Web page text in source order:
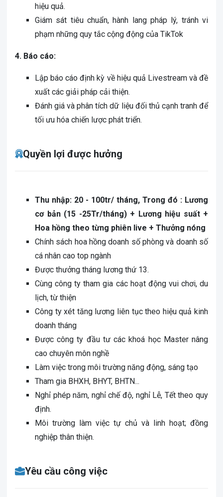
hiệu quả.
Giám sát tiêu chuẩn, hành lang pháp lý, tránh vi
phạm những quy tắc cộng động của TikTok
4. Báo cáo:
Lập báo cáo định kỳ về hiệu quả Livestream và đề
xuất các giải pháp cải thiện.
Đánh giá và phân tích dữ liệu đối thủ cạnh tranh để
tối ưu hóa chiến lược phát triển.
Quyền lợi được hưởng
Thu nhập: 20 - 100tr/ tháng, Trong đó : Lương
cơ bản (15 -25Tr/tháng) + Lương hiệu suất +
Hoa hồng theo từng phiên live + Thưởng nóng
Chính sách hoa hồng doanh số phòng và doanh số
cá nhân cao top ngành
Được thưởng tháng lương thứ 13.
Cùng công ty tham gia các hoạt động vui chơi, du
lịch, từ thiện
Công ty xét tăng lương liên tục theo hiệu quả kinh
doanh tháng
Được công ty đầu tư các khoá học Master nâng
cao chuyên môn nghề
Làm việc trong môi trường năng động, sáng tạo
Tham gia BHXH, BHYT, BHTN...
Nghỉ phép năm, nghỉ chế độ, nghỉ Lễ, Tết theo quy
định.
Môi trường làm việc tự chủ và linh hoạt; đồng
nghiệp thân thiện.
Yêu cầu công việc